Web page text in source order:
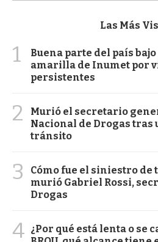
Las Más
1
Buena parte del país
amarilla de Inumet por
persistentes
2
Murió el secretario
Nacional de Drogas tras
tránsito
3
Cómo fue el siniestro de
murió Gabriel Rossi,
Drogas
4 ¿Por qué está lenta o se